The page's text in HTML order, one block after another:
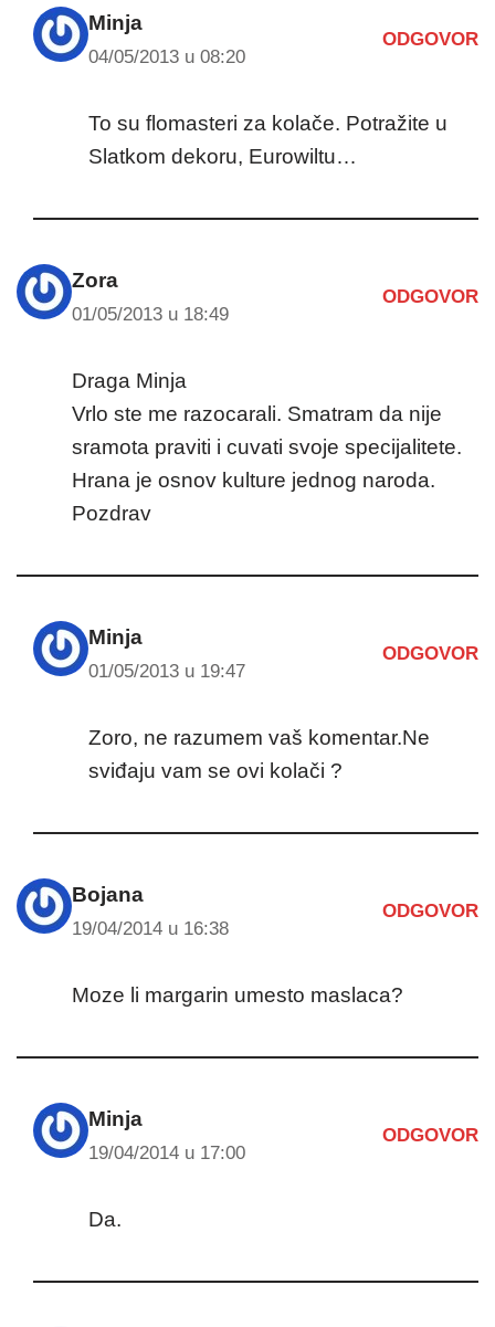
Minja
04/05/2013 u 08:20
ODGOVOR
To su flomasteri za kolače. Potražite u
Slatkom dekoru, Eurowiltu…
Zora
01/05/2013 u 18:49
ODGOVOR
Draga Minja
Vrlo ste me razocarali. Smatram da nije
sramota praviti i cuvati svoje specijalitete.
Hrana je osnov kulture jednog naroda.
Pozdrav
Minja
01/05/2013 u 19:47
ODGOVOR
Zoro, ne razumem vaš komentar.Ne
sviđaju vam se ovi kolači ?
Bojana
19/04/2014 u 16:38
ODGOVOR
Moze li margarin umesto maslaca?
Minja
19/04/2014 u 17:00
ODGOVOR
Da.